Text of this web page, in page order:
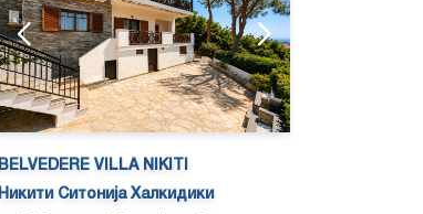
BELVEDERE VILLA NIKITI
Никити Ситонија Халкидики